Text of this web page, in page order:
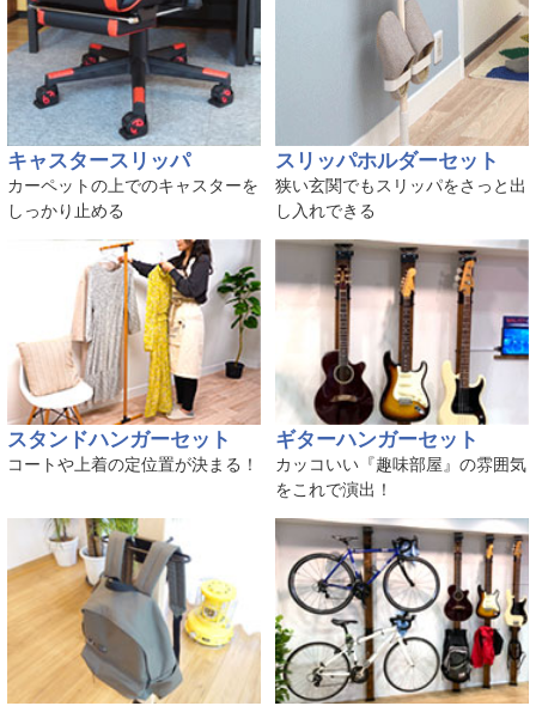
キャスタースリッパ
カーペットの上でのキャスターを
しっかり止める
スリッパホルダーセット
狭い玄関でもスリッパをさっと出
し入れできる
スタンドハンガーセット
コートや上着の定位置が決まる！
ギターハンガーセット
カッコいい『趣味部屋』の雰囲気
をこれで演出！